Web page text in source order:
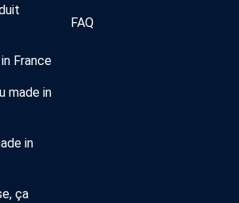
France
made in
in
ça
FAQ